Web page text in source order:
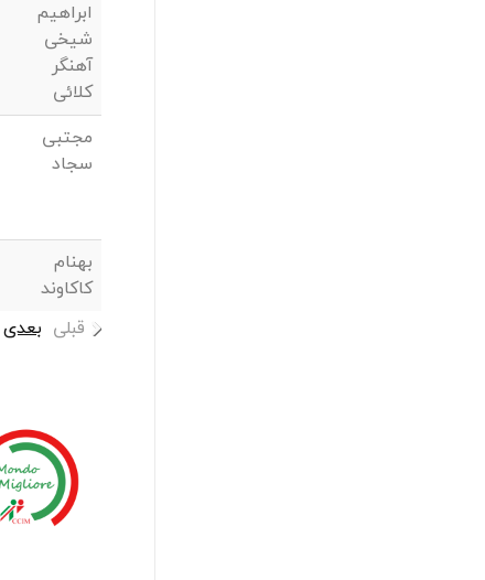
ابراهیم
شیخی
آهنگر
کلائی
مجتبی
سجاد
بهنام
کاکاوند
قبلی بعدی